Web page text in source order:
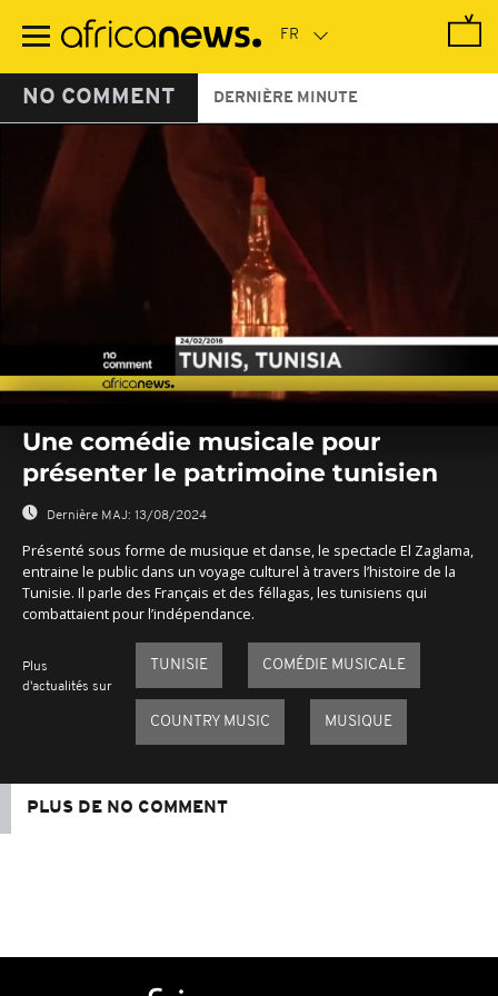
contenu
NO COMMENT DERNIÈRE MINUTE
seconds
seconds
Une comédie musicale pour
présenter le patrimoine tunisien
Dernière MAJ: 13/08/2024
Présenté sous forme de musique et danse, le spectacle El Zaglama,
entraine le public dans un voyage culturel à travers l’histoire de la
Tunisie. Il parle des Français et des féllagas, les tunisiens qui
combattaient pour l’indépendance.
Plus
d'actualités sur
TUNISIE COMÉDIE MUSICALE
COUNTRY MUSIC MUSIQUE
PLUS DE NO COMMENT